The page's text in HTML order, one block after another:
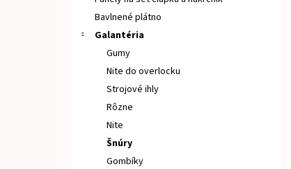
Bavlnené plátno
Galantéria
Gumy
Nite do overlocku
Strojové ihly
Rôzne
Nite
Šnúry
Gombíky